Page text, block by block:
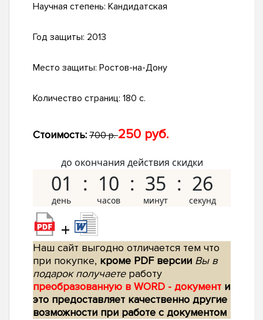
Научная степень: Кандидатская
Год защиты: 2013
Место защиты: Ростов-на-Дону
Количество страниц: 180 с.
Стоимость: 700 р.250 руб.
до окончания действия скидки
01 10 35 25
+
Наш сайт выгодно отличается тем что
при покупке, кроме PDF версии Вы в
подарок получаетеработу
преобразованную в WORD - документ и
это предоставляет качественно другие
возможности при работе с документом